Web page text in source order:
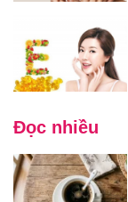
Đọc nhiều